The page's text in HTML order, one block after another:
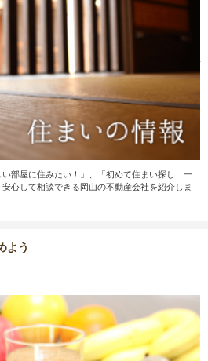
い部屋に住みたい！」、「初めて住まい探し…一
心して相談できる岡山の不動産会社を紹介しま
よう